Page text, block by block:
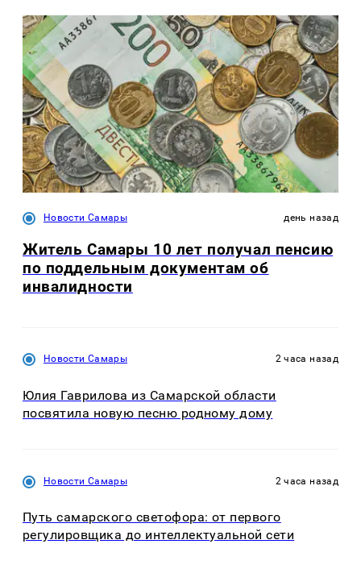
Новости Самары день назад
Житель Самары 10 лет получал пенсию
по поддельным документам об
инвалидности
Новости Самары 2 часа назад
Юлия Гаврилова из Самарской области
посвятила новую песню родному дому
Новости Самары 2 часа назад
Путь самарского светофора: от первого
регулировщика до интеллектуальной сети